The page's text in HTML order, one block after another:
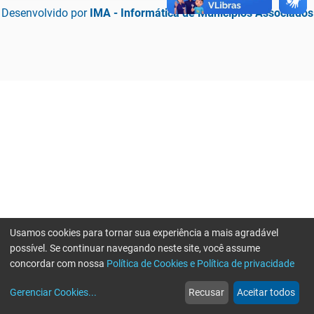
Desenvolvido por IMA - Informática de Municípios Associados
web
Notícias
more_horiz
Mais
Usamos cookies para tornar sua experiência a mais agradável
possível. Se continuar navegando neste site, você assume
concordar com nossa Política de Cookies e Política de privacidade
Gerenciar Cookies... Recusar Aceitar todos
Erro ao enviar informações, por favor tente novamente